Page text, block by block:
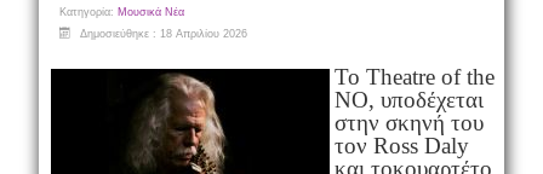
Κατηγορία: Μουσικά Νέα
Δημοσιεύθηκε : 18 Απριλίου 2026
Το Theatre of the
NO, υποδέχεται
στην σκηνή του
τον Ross Daly
και τοκουαρτέτο